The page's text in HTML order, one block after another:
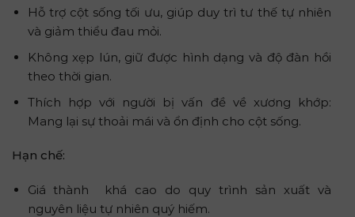
Hỗ trợ cột sống tối ưu, giúp duy trì tư thế tự nhiên
và giảm thiểu đau mỏi.
Không xẹp lún, giữ được hình dạng và độ đàn hồi
theo thời gian.
Thích hợp với người bị vấn đề về xương khớp:
Mang lại sự thoải mái và ổn định cho cột sống.
Hạn chế:
Giá thành khá cao do quy trình sản xuất và
nguyên liệu tự nhiên quý hiếm.